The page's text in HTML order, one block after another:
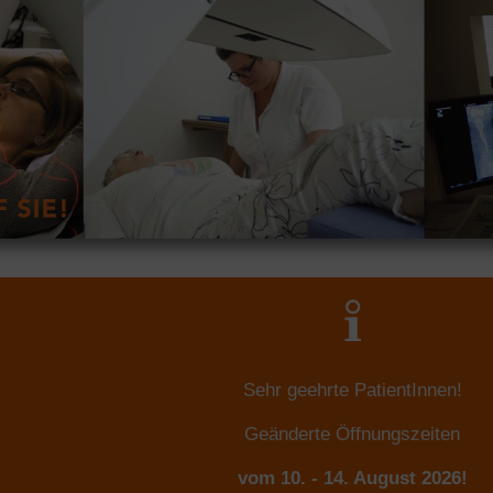
Sehr geehrte PatientInnen!
Geänderte Öffnungszeiten
vom 10. - 14. August 2026!